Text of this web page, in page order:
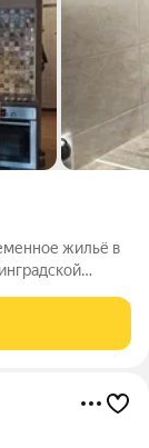
жильё в
как для молодых